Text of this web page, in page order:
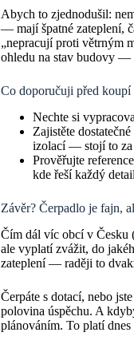
Abych to zjednodušil:
— mají špatné zateplení,
„nepracují proti větrným
ohledu na stav budovy —
Co doporučuji před koupí
Nechte si
Zajistěte
izolací — stojí to za
Prověřujte
kde řeší každý
Závěr? Čerpadlo je fajn,
Čím dál víc obcí v Česku
ale vyplatí zvážit, do
zateplení — raději to
Čerpáte s dotací, nebo
polovina úspěchu. A
plánováním. To platí dnes